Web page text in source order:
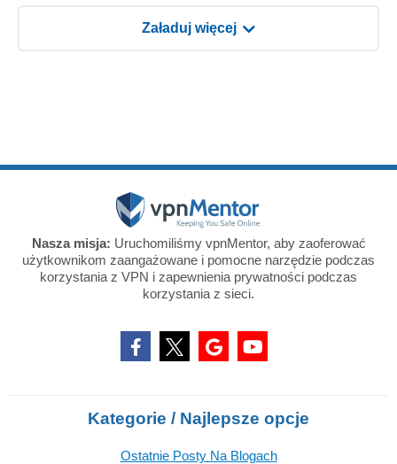
Załaduj więcej
Nasza misja: Uruchomiliśmy vpnMentor, aby zaoferować
użytkownikom zaangażowane i pomocne narzędzie podczas
korzystania z VPN i zapewnienia prywatności podczas
korzystania z sieci.
Kategorie / Najlepsze opcje
Ostatnie Posty Na Blogach